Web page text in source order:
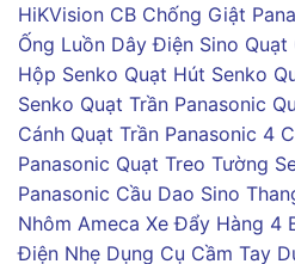
HiKVision CB Chống Giật
Ống Luồn Dây Điện Sino Quạt
Hộp Senko Quạt Hút Senko
Senko Quạt Trần Panasonic
Cánh Quạt Trần Panasonic 4
Panasonic Quạt Treo Tường
Panasonic Cầu Dao Sino
Nhôm Ameca Xe Đẩy Hàng 4
Điện Nhẹ Dụng Cụ Cầm Tay